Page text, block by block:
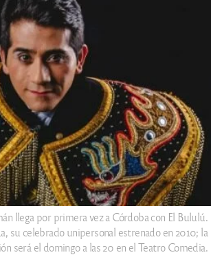
llega por primera vez a Córdoba con El Bululú.
su celebrado unipersonal estrenado en 2010; la
será el domingo a las 20 en el Teatro Comedia.